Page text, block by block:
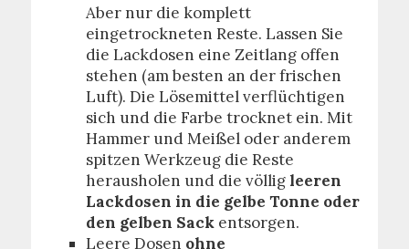
Aber nur die komplett
eingetrockneten Reste. Lassen Sie
die Lackdosen eine Zeitlang offen
stehen (am besten an der frischen
Luft). Die Lösemittel verflüchtigen
sich und die Farbe trocknet ein. Mit
Hammer und Meißel oder anderem
spitzen Werkzeug die Reste
herausholen und die völlig leeren
Lackdosen in die gelbe Tonne oder
den gelben Sackentsorgen.
Leere Dosen ohne